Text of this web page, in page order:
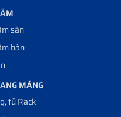
sàn
bàn
MÁNG
tủ Rack